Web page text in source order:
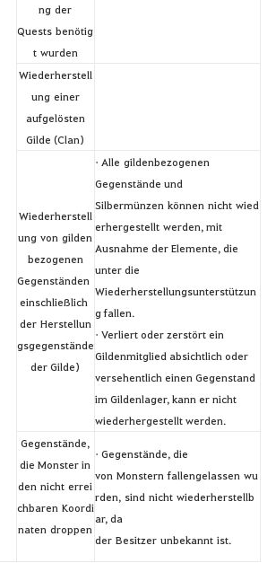
ng der
Quests benötig
t wurden
Wiederherstell
ung einer
aufgelösten
Gilde (Clan)
Wiederherstell
ung von gilden
bezogenen
Gegenständen
einschließlich
der Herstellun
gsgegenstände
der Gilde)
• Alle gildenbezogenen
Gegenstände und
Silbermünzen können nicht wied
erhergestellt werden, mit
Ausnahme der Elemente, die
unter die
Wiederherstellungsunterstützun
g fallen.
• Verliert oder zerstört ein
Gildenmitglied absichtlich oder
versehentlich einen Gegenstand
im Gildenlager, kann er nicht
wiederhergestellt werden.
Gegenstände,
die Monster in
den nicht errei
chbaren Koordi
naten droppen
• Gegenstände, die
von Monstern fallengelassen wu
rden, sind nicht wiederherstellb
ar, da
der Besitzer unbekannt ist.